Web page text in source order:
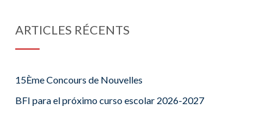
ARTICLES RÉCENTS
15Ème Concours de Nouvelles
BFI para el próximo curso escolar 2026-2027